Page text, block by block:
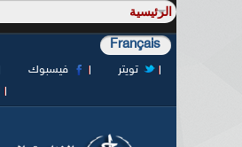
Français
فيسبوك
تويتر